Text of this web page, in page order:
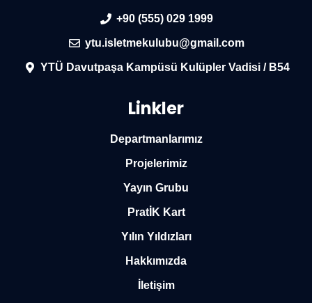
+90 (555) 029 1999
ytu.isletmekulubu@gmail.com
YTÜ Davutpaşa Kampüsü Kulüpler Vadisi / B54
Linkler
Departmanlarımız
Projelerimiz
Yayın Grubu
PratİK Kart
Yılın Yıldızları
Hakkımızda
İletişim